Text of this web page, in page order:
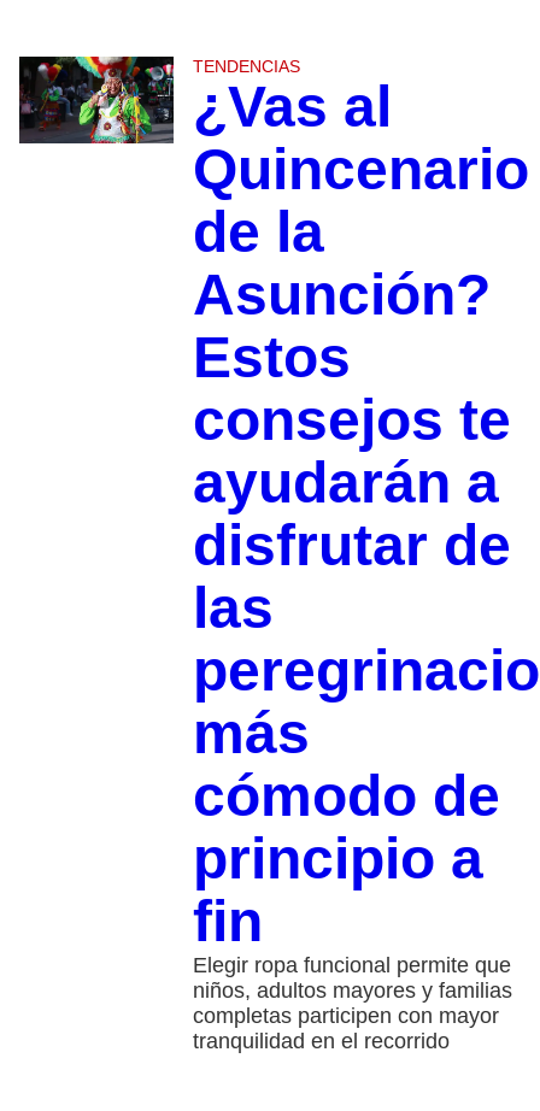
TENDENCIAS
¿Vas al
Quincenario
de la
Asunción?
Estos
consejos te
ayudarán a
disfrutar de
las
más
cómodo de
principio a
fin
Elegir ropa funcional permite que
niños, adultos mayores y familias
completas participen con mayor
tranquilidad en el recorrido